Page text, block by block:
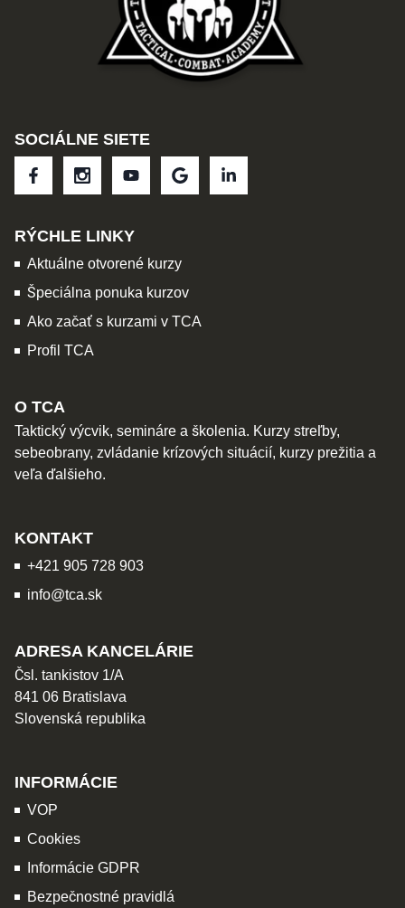
SOCIÁLNE SIETE
RÝCHLE LINKY
Aktuálne otvorené kurzy
Špeciálna ponuka kurzov
Ako začať s kurzami v TCA
Profil TCA
O TCA
Taktický výcvik, semináre a školenia. Kurzy streľby,
sebeobrany, zvládanie krízových situácií, kurzy prežitia a
veľa ďalšieho.
KONTAKT
+421 905 728 903
info@tca.sk
ADRESA KANCELÁRIE
Čsl. tankistov 1/A
841 06 Bratislava
Slovenská republika
INFORMÁCIE
VOP
Cookies
Informácie GDPR
Bezpečnostné pravidlá